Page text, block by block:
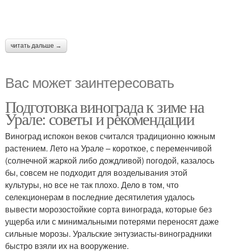
читать дальше →
Вас может заинтересовать
Подготовка винограда к зиме на
Урале: советы и рекомендации
Виноград испокон веков считался традиционно южным
растением. Лето на Урале – короткое, с переменчивой
(солнечной жаркой либо дождливой) погодой, казалось
бы, совсем не подходит для возделывания этой
культуры, но все не так плохо. Дело в том, что
селекционерам в последние десятилетия удалось
вывести морозостойкие сорта винограда, которые без
ущерба или с минимальными потерями переносят даже
сильные морозы. Уральские энтузиасты-виноградники
быстро взяли их на вооружение.